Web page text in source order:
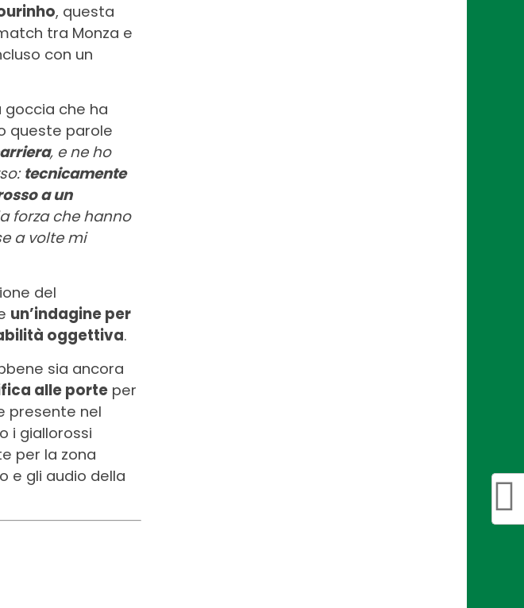
, questa
tra Monza e
con un
goccia che ha
queste parole
, e ne ho
tecnicamente
a un
forza che hanno
a volte mi
del
un’indagine per
oggettiva.
sia ancora
alle porte per
presente nel
i giallorossi
per la zona
e gli audio della